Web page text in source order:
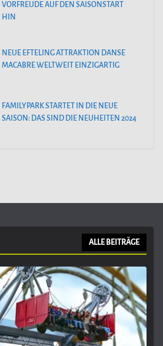
VORFREUDE AUF DEN SAISONSTART
HIN
NEUE EFTELING ATTRAKTION DANSE
MACABRE WELTWEIT EINZIGARTIG
FAMILYPARK STARTET IN DIE NEUE
SAISON: DAS SIND DIE NEUHEITEN 2024
ALLE BEITRÄGE